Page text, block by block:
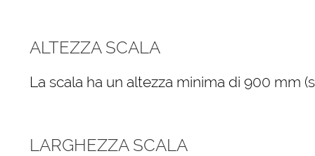
ALTEZZA SCALA
La scala ha un altezza minima di 900 mm
LARGHEZZA SCALA